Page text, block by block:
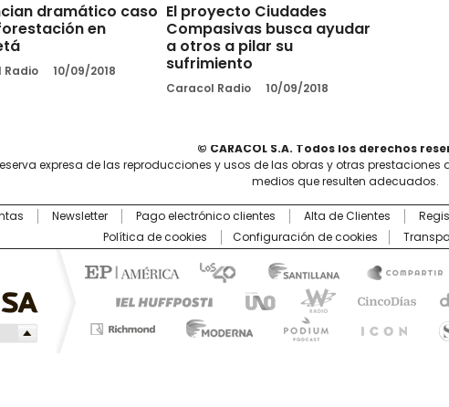
dramático caso
en
Radio 10/09/2018
El proyecto Ciudades
Compasivas busca ayudar
a otros a pilar su
sufrimiento
Caracol Radio 10/09/2018
© CARACOL S.A. Todos los derechos
reserva expresa de las reproducciones y usos de las obras y otras
medios que resulten adecuados.
Newsletter Pago electrónico clientes Alta de Clientes
Política de cookies
Configuración de cookies